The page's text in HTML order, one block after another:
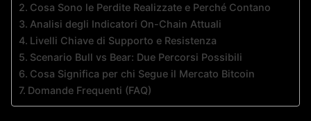
Cosa Sono le Perdite Realizzate e Perché Contano
Analisi degli Indicatori On-Chain Attuali
Livelli Chiave di Supporto e Resistenza
Scenario Bull vs Bear: Due Percorsi Possibili
Cosa Significa per chi Segue il Mercato Bitcoin
Domande Frequenti (FAQ)